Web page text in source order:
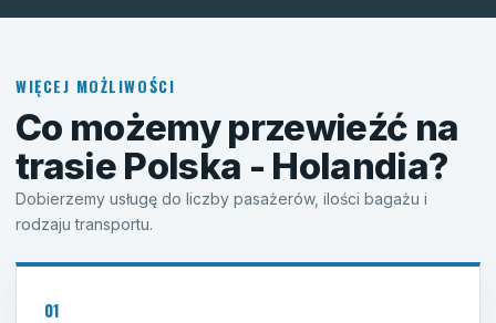
WIĘCEJ MOŻLIWOŚCI
Co możemy przewieźć na
trasie Polska - Holandia?
Dobierzemy usługę do liczby pasażerów, ilości bagażu i
rodzaju transportu.
01